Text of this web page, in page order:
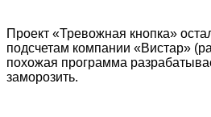
Проект «Тревожная кнопка»
подсчетам компании «Вистар»
похожая программа
заморозить.